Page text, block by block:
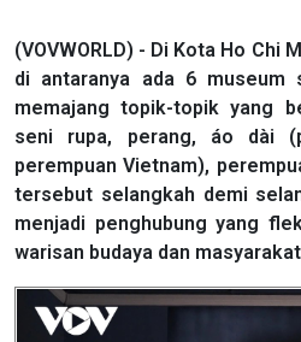
(VOVWORLD) - Di Kota Ho Chi
di antaranya ada 6 museum
memajang topik-topik yang
seni rupa, perang, áo dài
perempuan Vietnam),
tersebut selangkah demi
menjadi penghubung yang
warisan budaya dan